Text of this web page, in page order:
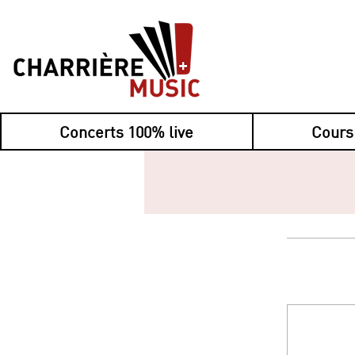
Concerts 100% live